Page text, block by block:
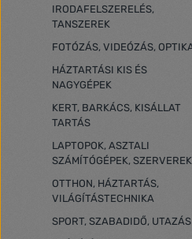
IRODAFELSZERELÉS,
TANSZEREK
FOTÓZÁS, VIDEÓZÁS,
HÁZTARTÁSI KIS ÉS
NAGYGÉPEK
KERT, BARKÁCS, KISÁLLAT
TARTÁS
LAPTOPOK, ASZTALI
SZÁMÍTÓGÉPEK, SZERVEREK
OTTHON, HÁZTARTÁS,
VILÁGÍTÁSTECHNIKA
SPORT, SZABADIDŐ, UTAZÁS